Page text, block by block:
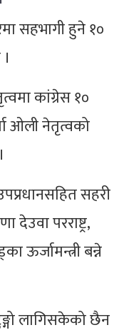
सहभागी हुने १०
कांग्रेस १०
ओली नेतृत्वको
सहरी
परराष्ट्र,
ऊर्जामन्त्री बन्ने
लागिसकेको छैन